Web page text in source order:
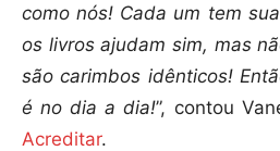
como nós! Cada um tem
os livros ajudam sim, mas
são carimbos idênticos!
é no dia a dia!”, contou
Acreditar.